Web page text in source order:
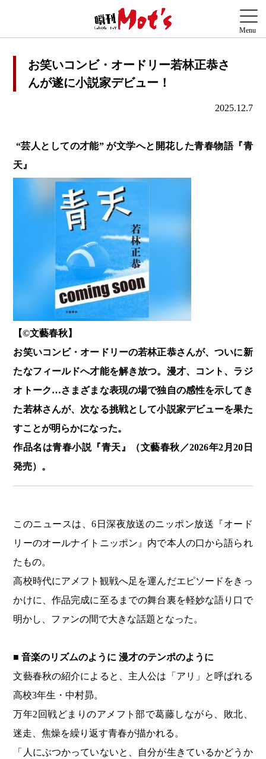
お笑いコンビ・オードリー若林正恭さ
んが遂に小説家デビュー！
2025.12.7
“芸人としての才能” が文学へと開花した青春物語『青
天』
【©️文藝春秋】
お笑いコンビ・オードリーの若林正恭さんが、ついに新
たなフィールドへ才能を解き放つ。漫才、コント、ラジ
オトーク…さまざまな表現の場で独自の感性を示してき
た若林さんが、次なる挑戦として小説家デビューを果た
すことが明らかになった。
作品名は青春小説『青天』（文藝春秋／2026年2月20日
発売）。
このニュースは、6日深夜放送のニッポン放送『オード
リーのオールナイトニッポン』内で本人の口から語られ
たもの。
高校時代にアメフト観戦へ足を運んだエピソードをきっ
かけに、作品完成に至るまでの舞台裏を軽妙な語り口で
明かし、ファンの間で大きな話題となった。
■ 音楽のリズムのように 漫才のテンポのように
文藝春秋の紹介によると、主人公は「アリ」と呼ばれる
高校3年生・中村昴。
万年2回戦どまりのアメフト部で葛藤しながら、敗北、
迷走、焦燥を繰り返す青春が描かれる。
「人にぶつかっていないと、自分が生きているかどうか